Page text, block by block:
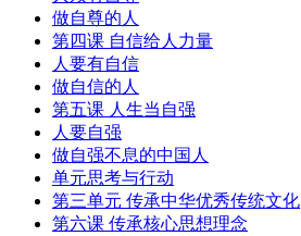
做自尊的人
第四课 自信给人力量
人要有自信
做自信的人
第五课 人生当自强
人要自强
做自强不息的中国人
单元思考与行动
第三单元 传承中华优秀传统文化
第六课 传承核心思想理念